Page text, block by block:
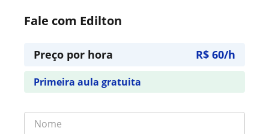
Fale com Edilton
Preço por hora R$ 60/h
Primeira aula gratuita